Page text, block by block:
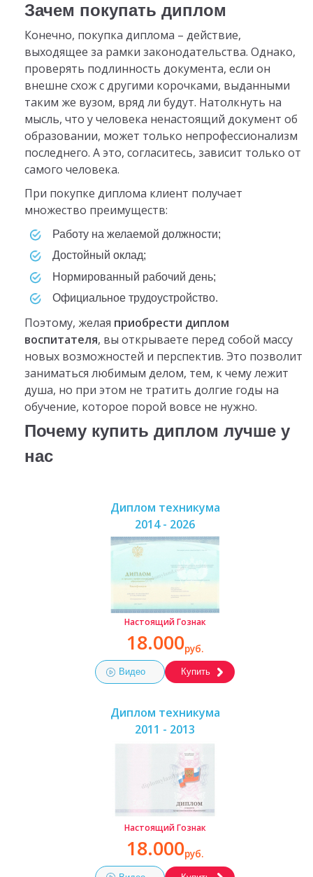
Зачем покупать диплом
Конечно, покупка диплома – действие,
выходящее за рамки законодательства. Однако,
проверять подлинность документа, если он
внешне схож с другими корочками, выданными
таким же вузом, вряд ли будут. Натолкнуть на
мысль, что у человека ненастоящий документ об
образовании, может только непрофессионализм
последнего. А это, согласитесь, зависит только от
самого человека.
При покупке диплома клиент получает
множество преимуществ:
работу на желаемой должности;
достойный оклад;
нормированный рабочий день;
официальное трудоустройство.
Поэтому, желая приобрести диплом
воспитателя, вы открываете перед собой массу
новых возможностей и перспектив. Это позволит
заниматься любимым делом, тем, к чему лежит
душа, но при этом не тратить долгие годы на
обучение, которое порой вовсе не нужно.
Почему купить диплом лучше у
нас
Диплом техникума
2014 - 2026
Настоящий Гознак
18.000руб.
Видео Купить
Диплом техникума
2011 - 2013
Настоящий Гознак
18.000руб.